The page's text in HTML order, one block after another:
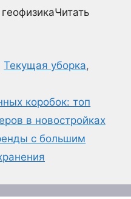
Текущая уборка,
коробок: топ
в новостройках
с большим